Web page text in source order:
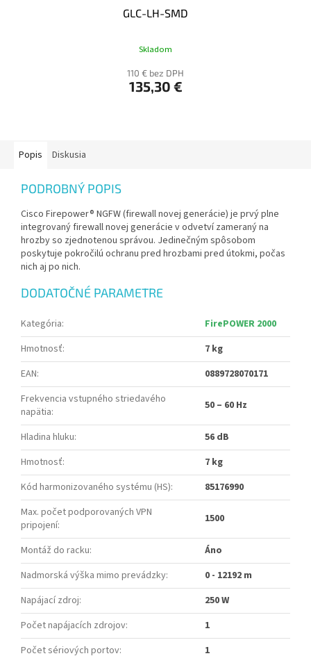
GLC-LH-SMD
Skladom
110 € bez DPH
135,30 €
Popis Diskusia
PODROBNÝ POPIS
Cisco Firepower® NGFW (firewall novej generácie) je prvý plne
integrovaný firewall novej generácie v odvetví zameraný na
hrozby so zjednotenou správou. Jedinečným spôsobom
poskytuje pokročilú ochranu pred hrozbami pred útokmi, počas
nich aj po nich.
DODATOČNÉ PARAMETRE
Kategória:
FirePOWER 2000
Hmotnosť:
7 kg
EAN:
0889728070171
Frekvencia vstupného striedavého
napätia: 50 – 60 Hz
Hladina hluku:
56 dB
Hmotnosť:
7 kg
Kód harmonizovaného systému (HS):
85176990
Max. počet podporovaných VPN
pripojení: 1500
Montáž do racku:
Áno
Nadmorská výška mimo prevádzky:
0 - 12192 m
Napájací zdroj:
250 W
Počet napájacích zdrojov:
1
Počet sériových portov: 1